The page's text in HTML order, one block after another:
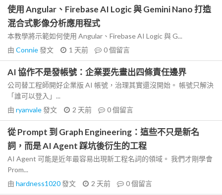
使用 Angular、Firebase AI Logic 與 Gemini Nano 打造
混合式影像分析應用程式
本教學將示範如何使用 Angular、Firebase AI Logic 與 G...
由 Connie發文 1 天前 0個留言
AI 協作不是發帳號：企業要先畫出四條責任邊界
公司替工程師開好企業版 AI 帳號，治理其實還沒開始。 帳號只解決
「誰可以登入」...
由 ryanvale發文 2 天前 0個留言
從 Prompt 到 Graph Engineering：這些不只是新名
詞，而是 AI Agent 踩坑後衍生的工程
AI Agent 可能是近年最容易出現新工程名詞的領域。 我們才剛學會
Prom...
由 hardness1020發文 2 天前 0個留言